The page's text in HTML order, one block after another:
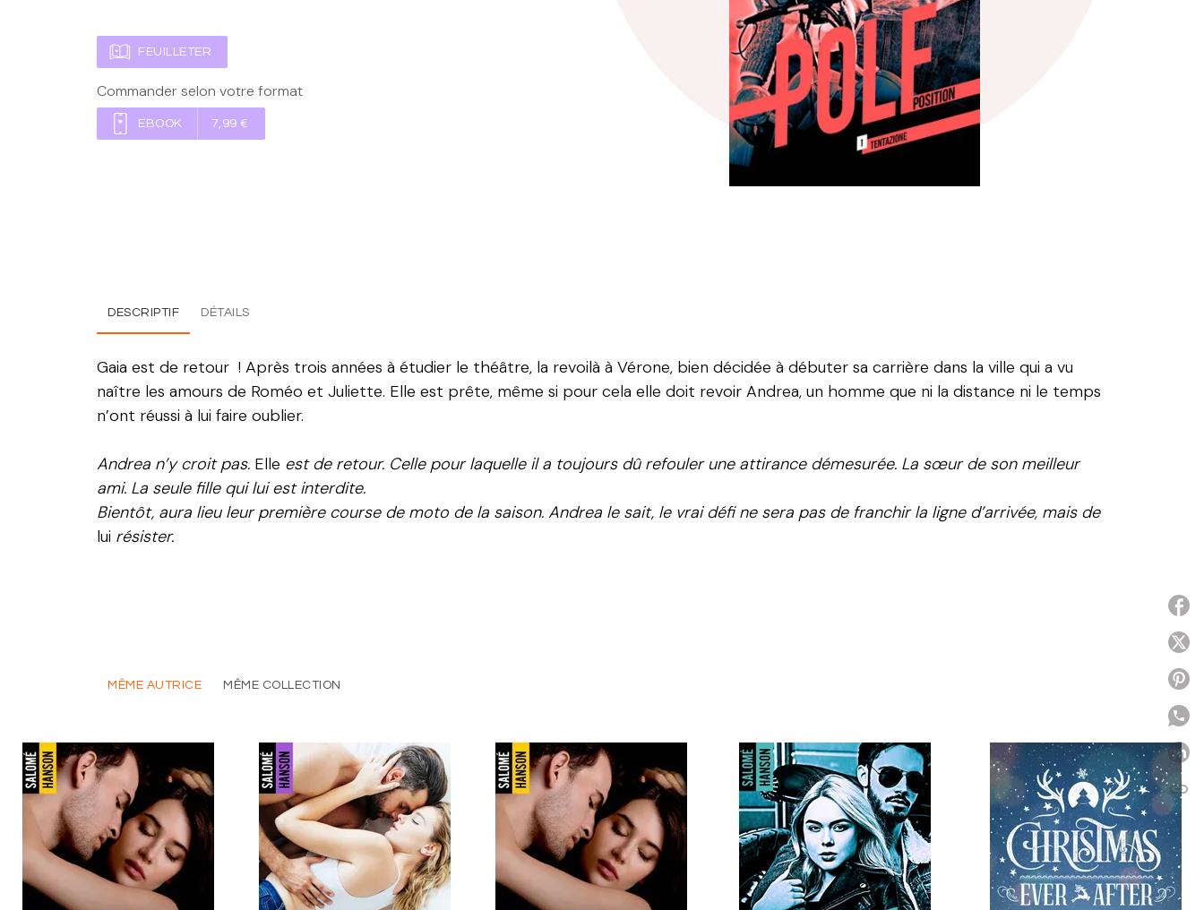
FEUILLETER
Commander selon votre format
EBOOK 7,99 €
DESCRIPTIF DÉTAILS
Gaia est de retour ! Après trois années à étudier le théâtre, la revoilà à Vérone, bien décidée à débuter sa carrière dans la ville qui a vu
naître les amours de Roméo et Juliette. Elle est prête, même si pour cela elle doit revoir Andrea, un homme que ni la distance ni le temps
n’ont réussi à lui faire oublier.
Andrea n’y croit pas. Elle est de retour. Celle pour laquelle il a toujours dû refouler une attirance démesurée. La sœur de son meilleur
ami. La seule fille qui lui est interdite.
Bientôt, aura lieu leur première course de moto de la saison. Andrea le sait, le vrai défi ne sera pas de franchir la ligne d’arrivée, mais de
lui résister.
MÊME AUTRICE MÊME COLLECTION
link